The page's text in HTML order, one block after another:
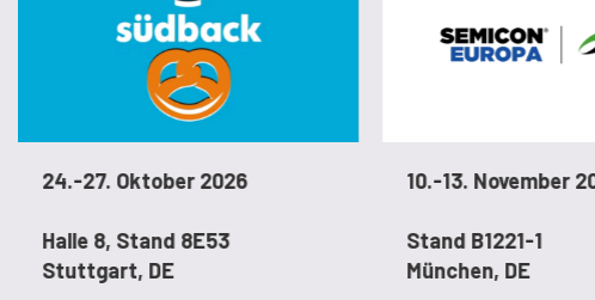
24.-27. Oktober 2026
Halle 8, Stand 8E53
Stuttgart, DE
10.-13. November
Stand B1221-1
München, DE